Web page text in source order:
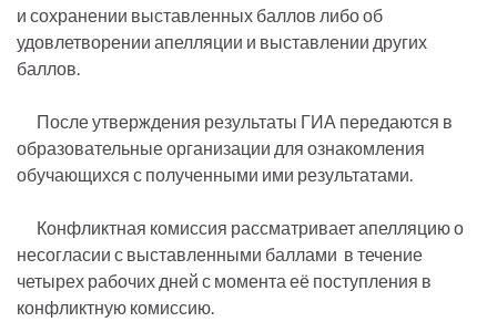
и сохранении выставленных баллов либо об
удовлетворении апелляции и выставлении других
баллов.
После утверждения результаты ГИА передаются в
образовательные организации для ознакомления
обучающихся с полученными ими результатами.
Конфликтная комиссия рассматривает апелляцию о
несогласии с выставленными баллами в течение
четырех рабочих дней с момента её поступления в
конфликтную комиссию.